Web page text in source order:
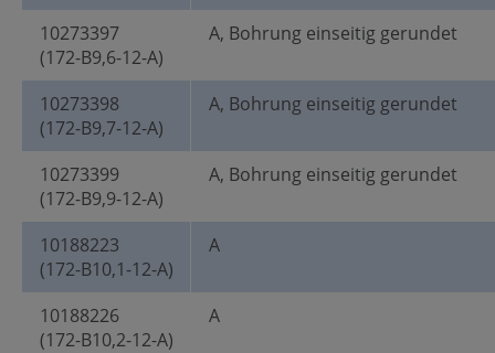
10273397
(172-B9,6-12-A)
A, Bohrung einseitig gerundet
10273398
(172-B9,7-12-A)
A, Bohrung einseitig gerundet
10273399
(172-B9,9-12-A)
A, Bohrung einseitig gerundet
10188223
(172-B10,1-12-A)
A
10188226
(172-B10,2-12-A)
A